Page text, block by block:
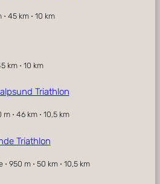
45 km ⋅ 10 km
km ⋅ 10 km
Triathlon
⋅ 46 km ⋅ 10,5 km
Triathlon
950 m ⋅ 50 km ⋅ 10,5 km